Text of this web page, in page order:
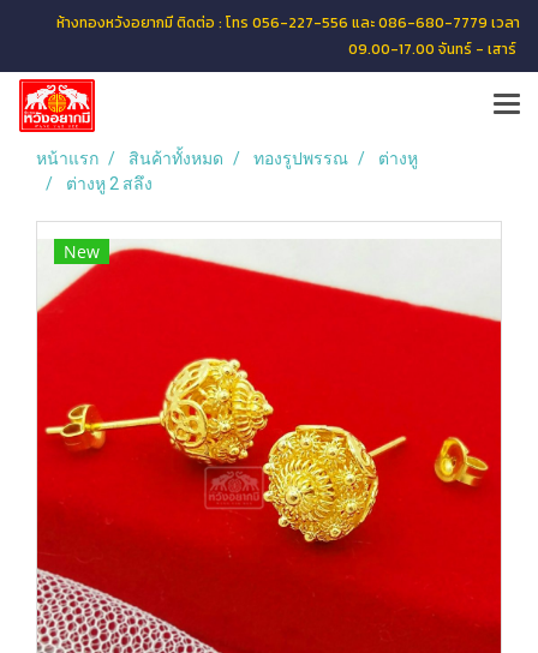
ห้างทองหวังอยากมี ติดต่อ : โทร 056-227-556 และ 086-680-7779 เวลา
09.00-17.00 จันทร์ - เสาร์
หน้าแรก สินค้าทั้งหมด ทองรูปพรรณ
ต่างหู
ต่างหู 2 สลึง
New